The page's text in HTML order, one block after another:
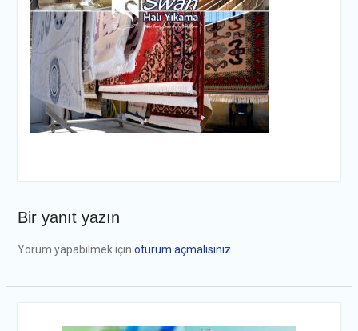
Bir yanıt yazın
Yorum yapabilmek için oturum açmalısınız